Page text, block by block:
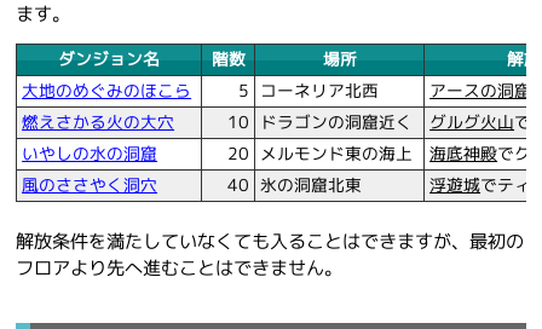
ます。
ダンジョン名 階数 場所
解
大地のめぐみのほこら
5 コーネリア北西 アースの洞窟
燃えさかる火の大穴
10 ドラゴンの洞窟近く グルグ火山で
いやしの水の洞窟
20 メルモンド東の海上 海底神殿でク
風のささやく洞穴
40 氷の洞窟北東 浮遊城でティ
解放条件を満たしていなくても入ることはできますが、最初の
フロアより先へ進むことはできません。